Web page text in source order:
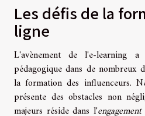
Les défis de la
ligne
L'avènement de l'e-learning a
pédagogique dans de nombreux
la formation des influenceurs.
présente des obstacles non
majeurs réside dans l'